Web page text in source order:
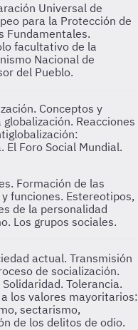
Universal de
para la Protección de
Fundamentales.
facultativo de la
Nacional de
del Pueblo.
Conceptos y
Reacciones
El Foro Social Mundial.
Formación de las
funciones. Estereotipos,
de la personalidad
Los grupos sociales.
actual. Transmisión
de socialización.
Tolerancia.
los valores mayoritarios:
sectarismo,
de los delitos de odio.